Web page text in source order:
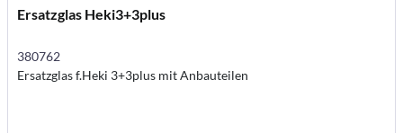
Ersatzglas Heki3+3plus
380762
Ersatzglas f.Heki 3+3plus mit Anbauteilen